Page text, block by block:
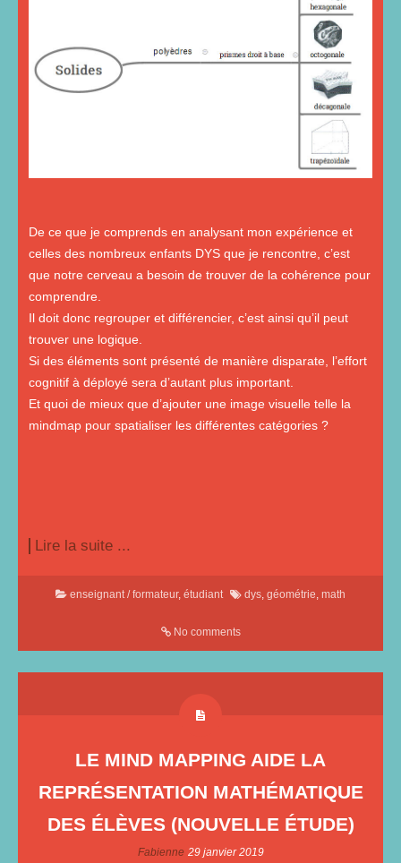
De ce que je comprends en analysant mon expérience et
celles des nombreux enfants DYS que je rencontre, c’est
que notre cerveau a besoin de trouver de la cohérence pour
comprendre.
Il doit donc regrouper et différencier, c’est ainsi qu’il peut
trouver une logique.
Si des éléments sont présenté de manière disparate, l’effort
cognitif à déployé sera d’autant plus important.
Et quoi de mieux que d’ajouter une image visuelle telle la
mindmap pour spatialiser les différentes catégories ?
Lire la suite ...
enseignant / formateur, étudiant dys, géométrie, math
No comments
LE MIND MAPPING AIDE LA
REPRÉSENTATION MATHÉMATIQUE
DES ÉLÈVES (NOUVELLE ÉTUDE)
Fabienne 29 janvier 2019